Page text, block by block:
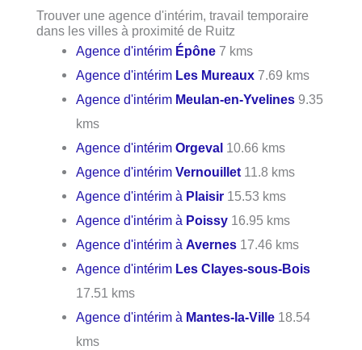
Trouver une agence d'intérim, travail temporaire
dans les villes à proximité de Ruitz
Agence d'intérim Épône 7 kms
Agence d'intérim Les Mureaux 7.69 kms
Agence d'intérim Meulan-en-Yvelines 9.35
kms
Agence d'intérimOrgeval 10.66 kms
Agence d'intérimVernouillet 11.8 kms
Agence d'intérim à Plaisir 15.53 kms
Agence d'intérim à Poissy 16.95 kms
Agence d'intérim àAvernes 17.46 kms
Agence d'intérim Les Clayes-sous-Bois
17.51 kms
Agence d'intérim à Mantes-la-Ville 18.54
kms